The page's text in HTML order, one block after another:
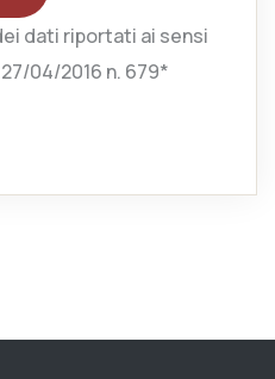
dati riportati ai sensi
04/2016 n. 679*